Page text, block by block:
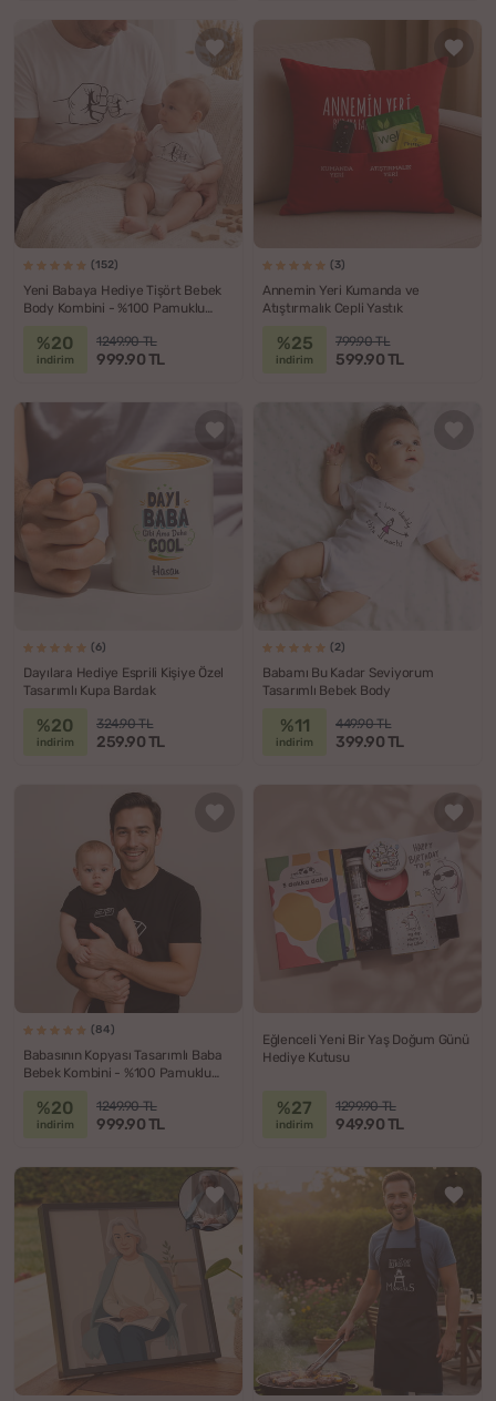
(152)
Yeni Babaya Hediye Tişört Bebek
Body Kombini - %100 Pamuklu
%20
indirim
1249.90 TL
999.90 TL
(3)
Annemin Yeri Kumanda ve
Atıştırmalık Cepli Yastık
%25
indirim
799.90 TL
599.90 TL
(6)
Dayılara Hediye Esprili Kişiye Özel
Tasarımlı Kupa Bardak
%20
indirim
324.90 TL
259.90 TL
(2)
Babamı Bu Kadar Seviyorum
Tasarımlı Bebek Body
%11
indirim
449.90 TL
399.90 TL
(84)
Babasının Kopyası Tasarımlı Baba
Bebek Kombini - %100 Pamuklu
%20
indirim
1249.90 TL
999.90 TL
Eğlenceli Yeni Bir Yaş Doğum Günü
Hediye Kutusu
%27
indirim
1299.90 TL
949.90 TL